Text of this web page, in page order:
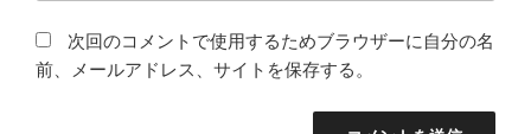
次回のコメントで使用するためブラウザーに自分の名
前、メールアドレス、サイトを保存する。